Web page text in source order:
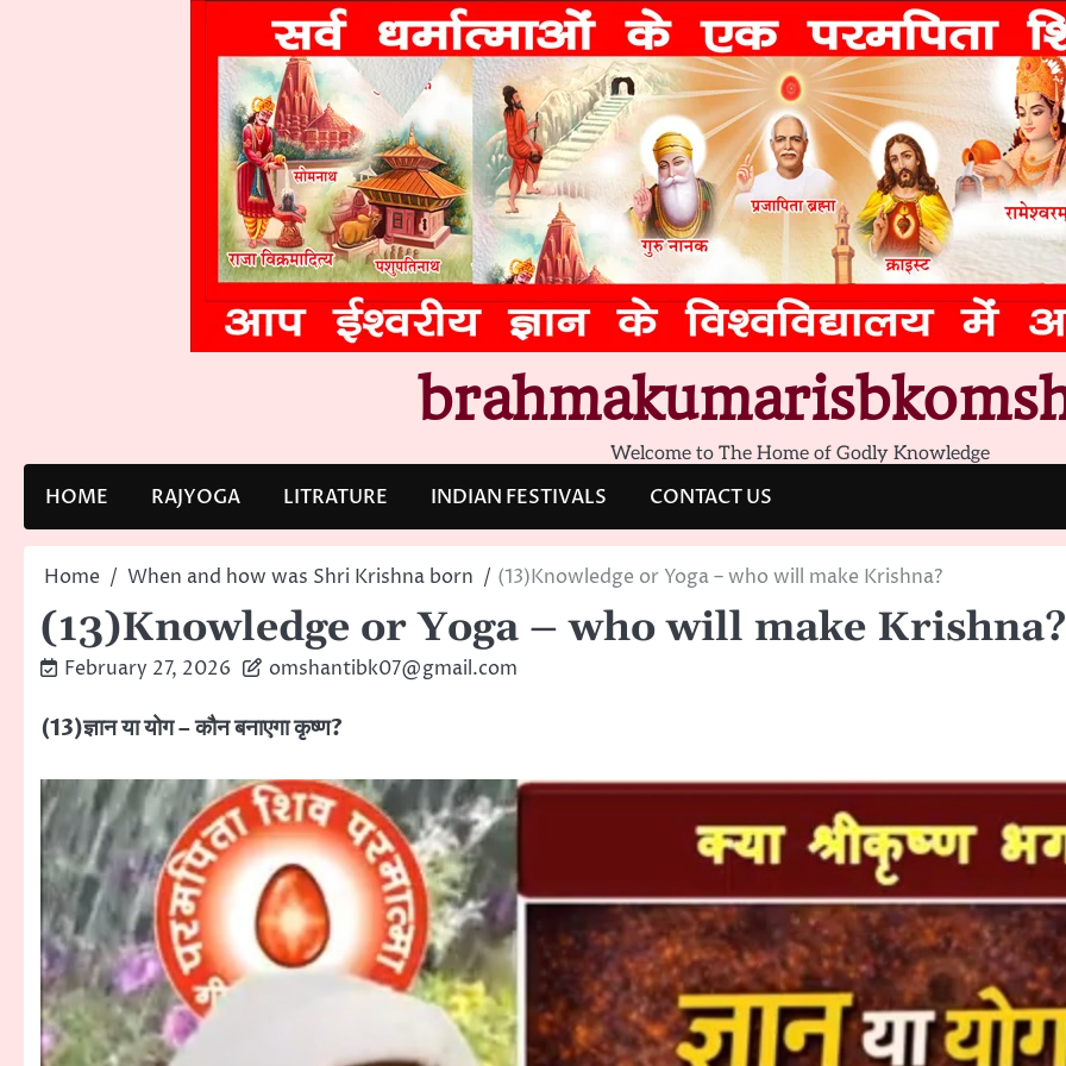
Welcome to The Home of Godly Knowledge
HOME RAJYOGA LITRATURE INDIAN FESTIVALS CONTACT US
Home When and how was Shri Krishna born (13)Knowledge or Yoga – who will make Krishna?
(13)Knowledge or Yoga – who will make Krishna?
February 27, 2026 omshantibk07@gmail.com
(13)ज्ञान या योग – कौन बनाएगा कृष्ण?